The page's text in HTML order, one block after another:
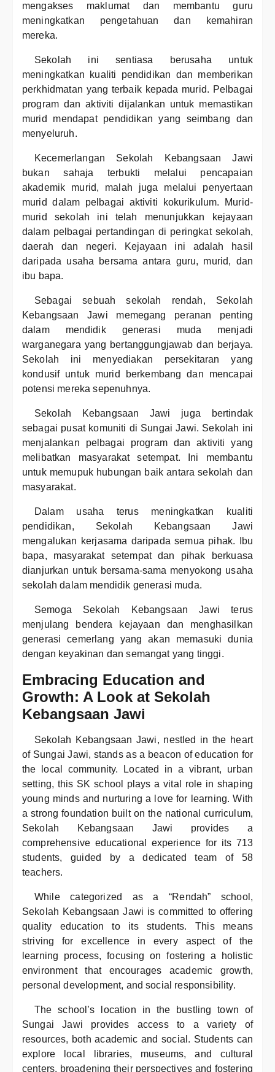
mengakses maklumat dan membantu guru
meningkatkan pengetahuan dan kemahiran
mereka.
Sekolah ini sentiasa berusaha untuk
meningkatkan kualiti pendidikan dan memberikan
perkhidmatan yang terbaik kepada murid. Pelbagai
program dan aktiviti dijalankan untuk memastikan
murid mendapat pendidikan yang seimbang dan
menyeluruh.
Kecemerlangan Sekolah Kebangsaan Jawi
bukan sahaja terbukti melalui pencapaian
akademik murid, malah juga melalui penyertaan
murid dalam pelbagai aktiviti kokurikulum. Murid-
murid sekolah ini telah menunjukkan kejayaan
dalam pelbagai pertandingan di peringkat sekolah,
daerah dan negeri. Kejayaan ini adalah hasil
daripada usaha bersama antara guru, murid, dan
ibu bapa.
Sebagai sebuah sekolah rendah, Sekolah
Kebangsaan Jawi memegang peranan penting
dalam mendidik generasi muda menjadi
warganegara yang bertanggungjawab dan berjaya.
Sekolah ini menyediakan persekitaran yang
kondusif untuk murid berkembang dan mencapai
potensi mereka sepenuhnya.
Sekolah Kebangsaan Jawi juga bertindak
sebagai pusat komuniti di Sungai Jawi. Sekolah ini
menjalankan pelbagai program dan aktiviti yang
melibatkan masyarakat setempat. Ini membantu
untuk memupuk hubungan baik antara sekolah dan
masyarakat.
Dalam usaha terus meningkatkan kualiti
pendidikan, Sekolah Kebangsaan Jawi
mengalukan kerjasama daripada semua pihak. Ibu
bapa, masyarakat setempat dan pihak berkuasa
dianjurkan untuk bersama-sama menyokong usaha
sekolah dalam mendidik generasi muda.
Semoga Sekolah Kebangsaan Jawi terus
menjulang bendera kejayaan dan menghasilkan
generasi cemerlang yang akan memasuki dunia
dengan keyakinan dan semangat yang tinggi.
Embracing Education and
Growth: A Look at Sekolah
Kebangsaan Jawi
Sekolah Kebangsaan Jawi, nestled in the heart
of Sungai Jawi, stands as a beacon of education for
the local community. Located in a vibrant, urban
setting, this SK school plays a vital role in shaping
young minds and nurturing a love for learning. With
a strong foundation built on the national curriculum,
Sekolah Kebangsaan Jawi provides a
comprehensive educational experience for its 713
students, guided by a dedicated team of 58
teachers.
While categorized as a “Rendah” school,
Sekolah Kebangsaan Jawi is committed to offering
quality education to its students. This means
striving for excellence in every aspect of the
learning process, focusing on fostering a holistic
environment that encourages academic growth,
personal development, and social responsibility.
The school’s location in the bustling town of
Sungai Jawi provides access to a variety of
resources, both academic and social. Students can
explore local libraries, museums, and cultural
centers, broadening their perspectives and fostering